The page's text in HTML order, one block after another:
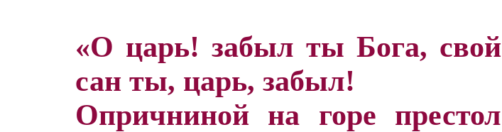
«О царь! забыл ты Бога, свой
сан ты, царь, забыл!
Опричниной на горе престол